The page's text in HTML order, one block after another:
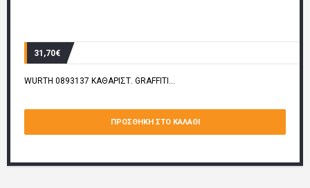
31,70€
WURTH 0893137 ΚΑΘΑΡΙΣΤ. GRAFFITI...
ΠΡΟΣΘΉΚΗ ΣΤΟ ΚΑΛΆΘΙ